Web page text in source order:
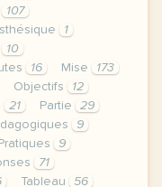
107
1
10
16 Mise
173
Objectifs
12
21 Partie
29
9
Pratiques
9
71
Tableau 56